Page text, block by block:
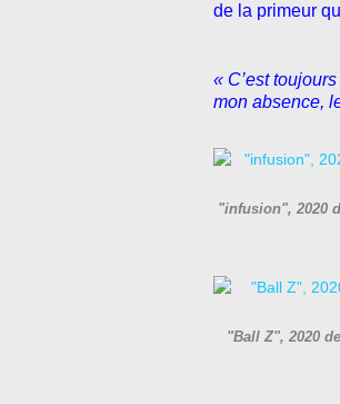
de la primeur
« C’est
mon absence,
"infusion", 2020
"Ball Z", 2020